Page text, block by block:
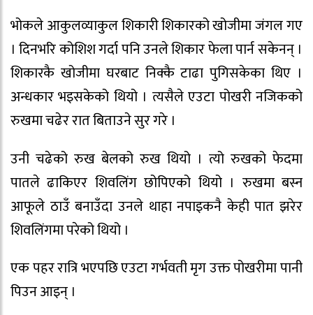
भोकले आकुलव्याकुल शिकारी शिकारको खोजीमा जंगल गए
। दिनभरि कोशिश गर्दा पनि उनले शिकार फेला पार्न सकेनन् ।
शिकारकै खोजीमा घरबाट निक्कै टाढा पुगिसकेका थिए ।
अन्धकार भइसकेको थियो । त्यसैले एउटा पोखरी नजिकको
रुखमा चढेर रात बिताउने सुर गरे ।
उनी चढेको रुख बेलको रुख थियो । त्यो रुखको फेदमा
पातले ढाकिएर शिवलिंग छोपिएको थियो । रुखमा बस्न
आफूले ठाउँ बनाउँदा उनले थाहा नपाइकनै केही पात झरेर
शिवलिंगमा परेको थियो ।
एक पहर रात्रि भएपछि एउटा गर्भवती मृग उक्त पोखरीमा पानी
पिउन आइन् ।